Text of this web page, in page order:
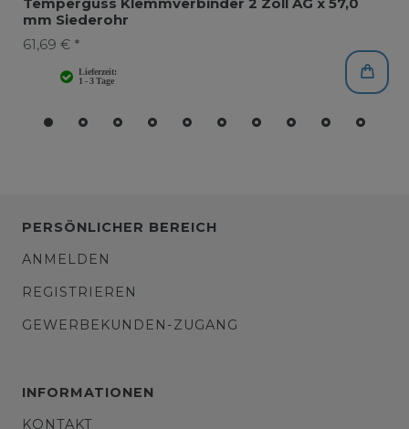
mm Siederohr
61,69 € *
PERSÖNLICHER BEREICH
ANMELDEN
REGISTRIEREN
GEWERBEKUNDEN-ZUGANG
INFORMATIONEN
KONTAKT